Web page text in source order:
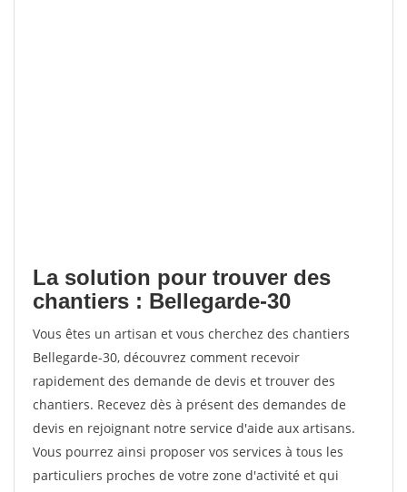
La solution pour trouver des
chantiers : Bellegarde-30
Vous êtes un artisan et vous cherchez des chantiers
Bellegarde-30, découvrez comment recevoir
rapidement des demande de devis et trouver des
chantiers. Recevez dès à présent des demandes de
devis en rejoignant notre service d'aide aux artisans.
Vous pourrez ainsi proposer vos services à tous les
particuliers proches de votre zone d'activité et qui